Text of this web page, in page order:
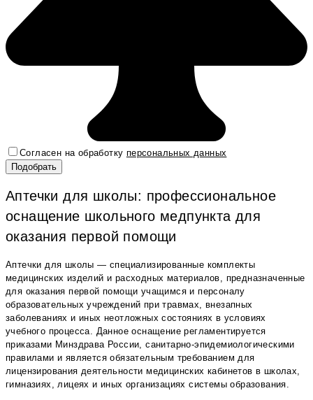
Согласен на обработку персональных данных
Аптечки для школы: профессиональное
оснащение школьного медпункта для
оказания первой помощи
Аптечки для школы — специализированные комплекты
медицинских изделий и расходных материалов, предназначенные
для оказания первой помощи учащимся и персоналу
образовательных учреждений при травмах, внезапных
заболеваниях и иных неотложных состояниях в условиях
учебного процесса. Данное оснащение регламентируется
приказами Минздрава России, санитарно-эпидемиологическими
правилами и является обязательным требованием для
лицензирования деятельности медицинских кабинетов в школах,
гимназиях, лицеях и иных организациях системы образования.